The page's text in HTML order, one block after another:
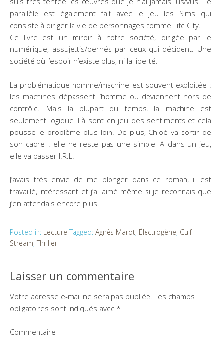
parallèle est également fait avec le jeu les Sims qui
consiste à diriger la vie de personnages comme Life City.
Ce livre est un miroir à notre société, dirigée par le
numérique, assujettis/bernés par ceux qui décident. Une
société où l’espoir n’existe plus, ni la liberté.
La problématique homme/machine est souvent exploitée :
les machines dépassent l’homme ou deviennent hors de
contrôle. Mais la plupart du temps, la machine est
seulement logique. Là sont en jeu des sentiments et cela
pousse le problème plus loin. De plus, Chloé va sortir de
son cadre : elle ne reste pas une simple IA dans un jeu,
elle va passer I.R.L.
J’avais très envie de me plonger dans ce roman, il est
travaillé, intéressant et j’ai aimé même si je reconnais que
j’en attendais encore plus.
Posted in: Lecture Tagged: Agnès Marot, Électrogène, Gulf
Stream, Thriller
Laisser un commentaire
Votre adresse e-mail ne sera pas publiée. Les champs
obligatoires sont indiqués avec *
Commentaire